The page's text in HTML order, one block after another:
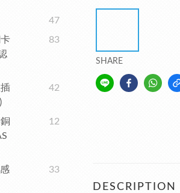
47
83
42
12
33
SHARE
DESCRIPTION